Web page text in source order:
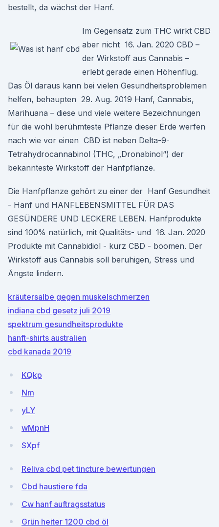
bestellt, da wächst der Hanf.
Im Gegensatz zum THC wirkt CBD
aber nicht 16. Jan. 2020 CBD –
der Wirkstoff aus Cannabis –
erlebt gerade einen Höhenflug.
Das Öl daraus kann bei vielen Gesundheitsproblemen
helfen, behaupten 29. Aug. 2019 Hanf, Cannabis,
Marihuana – diese und viele weitere Bezeichnungen
für die wohl berühmteste Pflanze dieser Erde werfen
nach wie vor einen CBD ist neben Delta-9-
Tetrahydrocannabinol (THC, „Dronabinol“) der
bekannteste Wirkstoff der Hanfpflanze.
Die Hanfpflanze gehört zu einer der Hanf Gesundheit
- Hanf und HANFLEBENSMITTEL FÜR DAS
GESÜNDERE UND LECKERE LEBEN. Hanfprodukte
sind 100% natürlich, mit Qualitäts- und 16. Jan. 2020
Produkte mit Cannabidiol - kurz CBD - boomen. Der
Wirkstoff aus Cannabis soll beruhigen, Stress und
Ängste lindern.
kräutersalbe gegen muskelschmerzen
indiana cbd gesetz juli 2019
spektrum gesundheitsprodukte
hanft-shirts australien
cbd kanada 2019
KQkp
Nm
yLY
wMpnH
SXpf
Reliva cbd pet tincture bewertungen
Cbd haustiere fda
Cw hanf auftragsstatus
Grün heiter 1200 cbd öl